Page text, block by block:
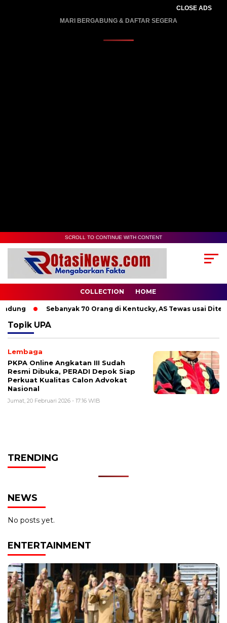
CLOSE ADS
MARI BERGABUNG & DAFTAR SEGERA
SCROLL TO CONTINUE WITH CONTENT
COLLECTION HOME
Sebanyak 70 Orang di Kentucky, AS Tewas usai
Topik UPA
Lembaga
PKPA Online Angkatan III Sudah
Resmi Dibuka, PERADI Depok Siap
Perkuat Kualitas Calon Advokat
Nasional
Jumat, 20 Februari 2026 - 17:16 WIB
TRENDING
NEWS
No posts yet.
ENTERTAINMENT